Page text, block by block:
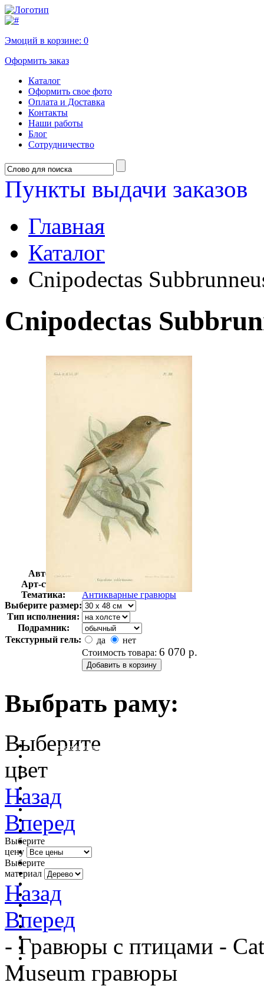
Эмоций в корзине: 0
Оформить заказ
Каталог
Оформить свое фото
Оплата и Доставка
Контакты
Наши работы
Блог
Сотрудничество
Пункты выдачи заказов
Главная
Каталог
Cnipodectas
Cnipodectas
Автор:
Арт-стиль
Гравюры
Тематика:
Антикварные гравюры
Выберите размер:
Тип исполнения:
Подрамник:
Текстурный гель:
да
нет
Стоимость товара: 6 070 р.
Выбрать раму:
очистить фильтр цвета
Выберите
цвет
Назад
Вперед
Выберите
цену
Выберите
материал
Назад
Вперед
- Гравюры с птицами -
Museum гравюры